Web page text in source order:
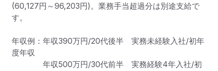
(60,127円～96,203円)。業務手当超過分は別途支給で
す。
年収例：年収390万円/20代後半　実務未経験入社/初年
度年収
年収500万円/30代前半　実務経験4年入社/初